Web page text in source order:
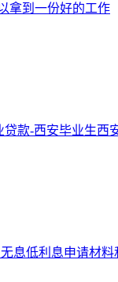
拿到一份好的工作
款-西安毕业生西
息低利息申请材料